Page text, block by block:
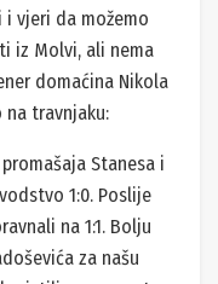
i vjeri da možemo
iz Molvi, ali nema
domaćina Nikola
travnjaku:
Stanesa i
1:0. Poslije
na 1:1. Bolju
za našu